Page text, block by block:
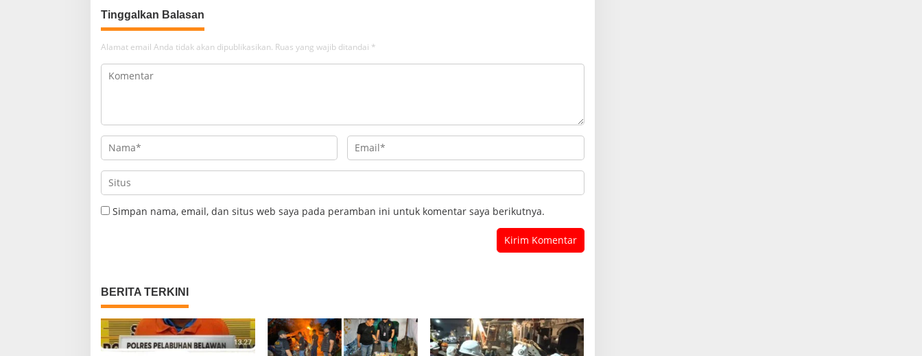
Tinggalkan Balasan
Alamat email Anda tidak akan dipublikasikan. Ruas yang wajib ditandai *
Simpan nama, email, dan situs web saya pada peramban ini untuk komentar saya berikutnya.
BERITA TERKINI